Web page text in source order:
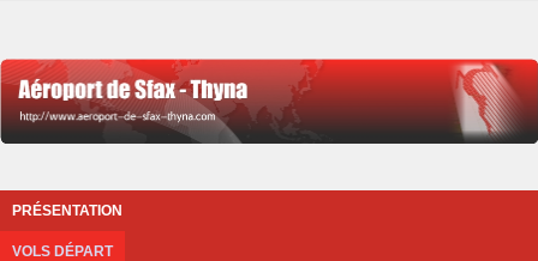
PRÉSENTATION
VOLS DÉPART